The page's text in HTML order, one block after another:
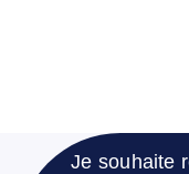
Je souhaite